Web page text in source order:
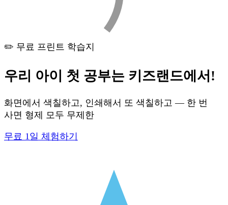
✏️ 무료 프린트 학습지
우리 아이 첫 공부는 키즈랜드에서!
화면에서 색칠하고, 인쇄해서 또 색칠하고 — 한 번
사면 형제 모두 무제한
무료 1일 체험하기